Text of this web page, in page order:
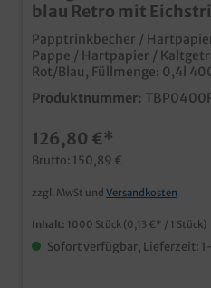
blau Retro mit
Papptrinkbecher /
Pappe / Hartpapier /
Rot/Blau, Füllmenge: 0,4l
90mm, 1000 Stück im Karton Ideal für Kaltgetränke
oder Shakes Auch passende Deckel erhältlich (separat
Eichstrich und SUP Logo Made in Germany ab 50.000
Stück auch individuell
Produktnummer:
126,80 €*
Brutto: 150,89 €
zzgl. MwSt und Versandkosten
Inhalt: 1000 Stück (0,13 €* / 1 Stück)
Sofort verfügbar, Lieferzeit: